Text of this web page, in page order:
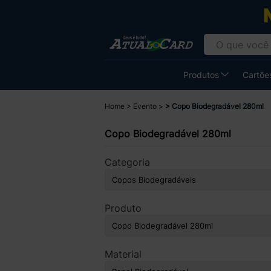
Produtos
Home Evento Copo Biodegradável 280ml
Copo Biodegradável 280ml
Categoria
Produto
Material